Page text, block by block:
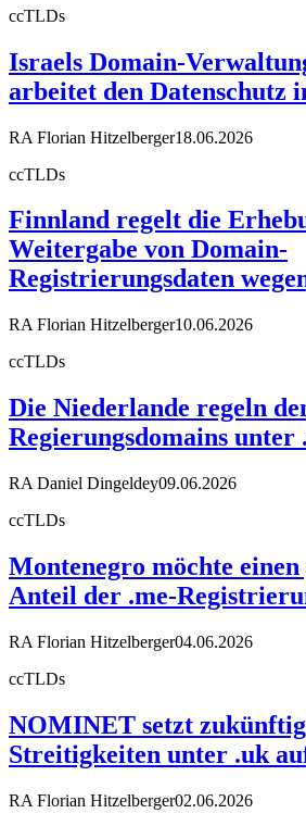
ccTLDs
Israels Domain-
arbeitet den Datenschutz
RA Florian Hitzelberger18.06.2026
ccTLDs
Finnland regelt die
Weitergabe von Domain-
Registrierungsdaten
RA Florian Hitzelberger10.06.2026
ccTLDs
Die Niederlande regeln
Regierungsdomains unter
RA Daniel Dingeldey09.06.2026
ccTLDs
Montenegro möchte
Anteil der .me-
RA Florian Hitzelberger04.06.2026
ccTLDs
NOMINET setzt
Streitigkeiten unter .uk
RA Florian Hitzelberger02.06.2026